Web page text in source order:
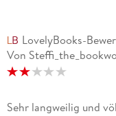
LovelyBooks-
Von
Sehr langweilig und